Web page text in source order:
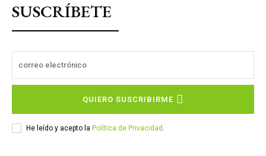
SUSCRÍBETE
QUIERO SUSCRIBIRME
He leído y acepto la Política de Privacidad